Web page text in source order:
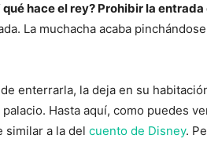
hace el rey? Prohibir la
La muchacha acaba
enterrarla, la deja en su
Hasta aquí, como puedes
similar a la del cuento de Disney.